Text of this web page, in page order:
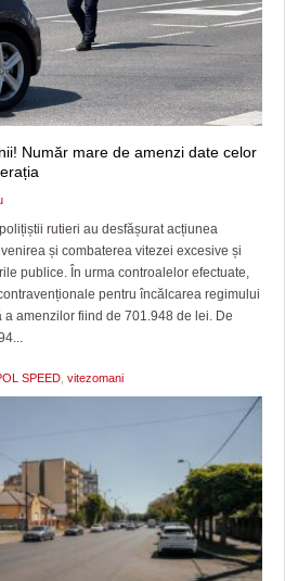
Număr mare de amenzi date celor
rutieri au desfășurat acțiunea
și combaterea vitezei excesive și
publice. În urma controalelor efectuate,
pentru încălcarea regimului
amenzilor fiind de 701.948 de lei. De
SPEED vitezomani